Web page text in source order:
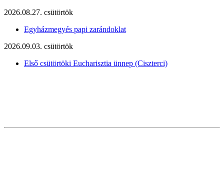
2026.08.27. csütörtök
Egyházmegyés papi zarándoklat
2026.09.03. csütörtök
Első csütörtöki Eucharisztia ünnep (Ciszterci)